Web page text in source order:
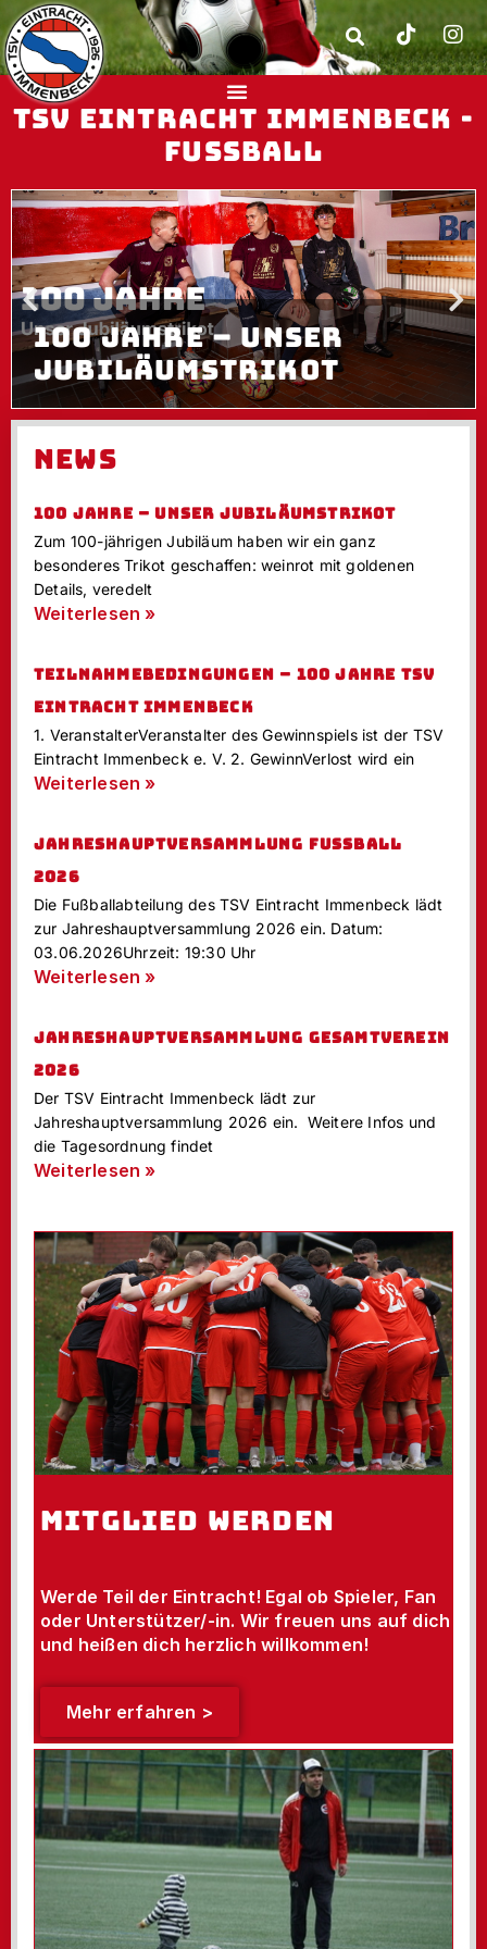
TSV EINTRACHT IMMENBECK -
FUSSBALL
100 JAHRE – UNSER
JUBILÄUMSTRIKOT
NEWS
100 JAHRE – UNSER JUBILÄUMSTRIKOT
Zum 100-jährigen Jubiläum haben wir ein ganz
besonderes Trikot geschaffen: weinrot mit goldenen
Details, veredelt
Weiterlesen »
TEILNAHMEBEDINGUNGEN – 100 JAHRE TSV
EINTRACHT IMMENBECK
1. VeranstalterVeranstalter des Gewinnspiels ist der TSV
Eintracht Immenbeck e. V. 2. GewinnVerlost wird ein
Weiterlesen »
JAHRESHAUPTVERSAMMLUNG FUSSBALL 2
026
Die Fußballabteilung des TSV Eintracht Immenbeck lädt
zur Jahreshauptversammlung 2026 ein. Datum:
03.06.2026Uhrzeit: 19:30 Uhr
Weiterlesen »
JAHRESHAUPTVERSAMMLUNG GESAMTVEREIN
2026
Der TSV Eintracht Immenbeck lädt zur
Jahreshauptversammlung 2026 ein. Weitere Infos und
die Tagesordnung findet
Weiterlesen »
MITGLIED WERDEN
Werde Teil der Eintracht! Egal ob Spieler, Fan
oder Unterstützer/-in. Wir freuen uns auf dich
und heißen dich herzlich willkommen!
Mehr erfahren >